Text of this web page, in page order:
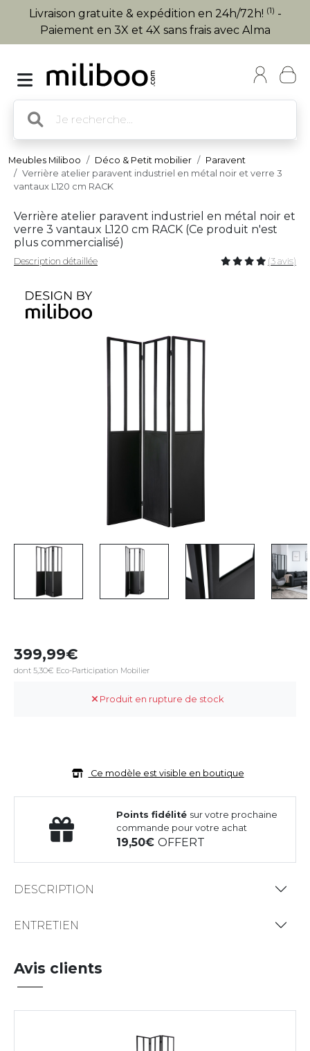
Livraison gratuite & expédition en 24h/72h! (1) -
Paiement en 3X et 4X sans frais avec Alma
Meubles Miliboo Déco & Petit mobilier
Paravent
Verrière atelier paravent industriel en métal noir et verre 3
vantaux L120 cm RACK
Verrière atelier paravent industriel en métal noir et
verre 3 vantaux L120 cm RACK (Ce produit n'est
plus commercialisé)
Description détaillée (3 avis)
399,99
dont 5,30€ Eco-Participation Mobilier
Produit en rupture de stock
Ce modèle est visible en boutique
Points fidélité sur votre prochaine
commande pour votre achat
19,50OFFERT
DESCRIPTION
ENTRETIEN
Avis clients